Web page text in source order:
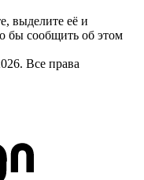
выделите её и
бы сообщить об этом
Все права